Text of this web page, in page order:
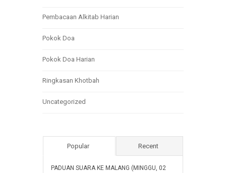
Pembacaan Alkitab Harian
Pokok Doa
Pokok Doa Harian
Ringkasan Khotbah
Uncategorized
Popular Recent
PADUAN SUARA KE MALANG (MINGGU, 02